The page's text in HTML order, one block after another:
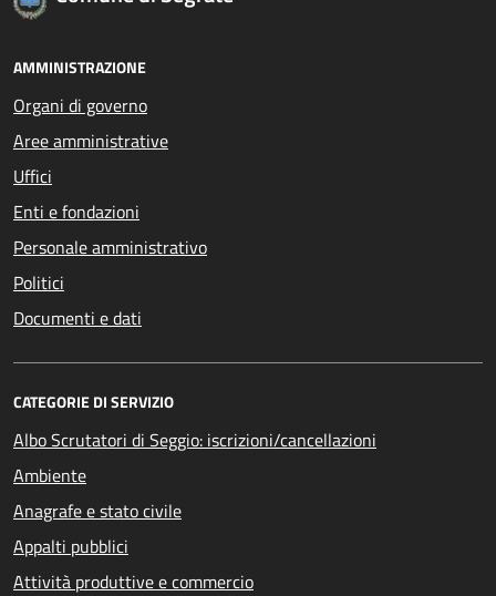
AMMINISTRAZIONE
Organi di governo
Aree amministrative
Uffici
Enti e fondazioni
Personale amministrativo
Politici
Documenti e dati
CATEGORIE DI SERVIZIO
Albo Scrutatori di Seggio: iscrizioni/cancellazioni
Ambiente
Anagrafe e stato civile
Appalti pubblici
Attività produttive e commercio